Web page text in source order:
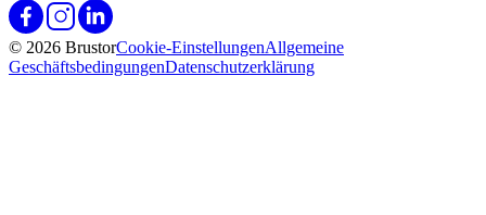
© 2026 BrustorCookie-EinstellungenAllgemeine
GeschäftsbedingungenDatenschutzerklärung